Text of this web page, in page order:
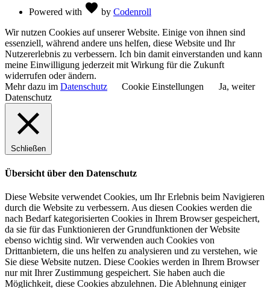
Powered with favorite by Codenroll
Wir nutzen Cookies auf unserer Website. Einige von ihnen sind
essenziell, während andere uns helfen, diese Website und Ihr
Nutzererlebnis zu verbessern. Ich bin damit einverstanden und kann
meine Einwilligung jederzeit mit Wirkung für die Zukunft
widerrufen oder ändern.
Mehr dazu im Datenschutz Cookie Einstellungen
Ja, weiter
Datenschutz
Schließen
Übersicht über den Datenschutz
Diese Website verwendet Cookies, um Ihr Erlebnis beim Navigieren
durch die Website zu verbessern. Aus diesen Cookies werden die
nach Bedarf kategorisierten Cookies in Ihrem Browser gespeichert,
da sie für das Funktionieren der Grundfunktionen der Website
ebenso wichtig sind. Wir verwenden auch Cookies von
Drittanbietern, die uns helfen zu analysieren und zu verstehen, wie
Sie diese Website nutzen. Diese Cookies werden in Ihrem Browser
nur mit Ihrer Zustimmung gespeichert. Sie haben auch die
Möglichkeit, diese Cookies abzulehnen. Die Ablehnung einiger